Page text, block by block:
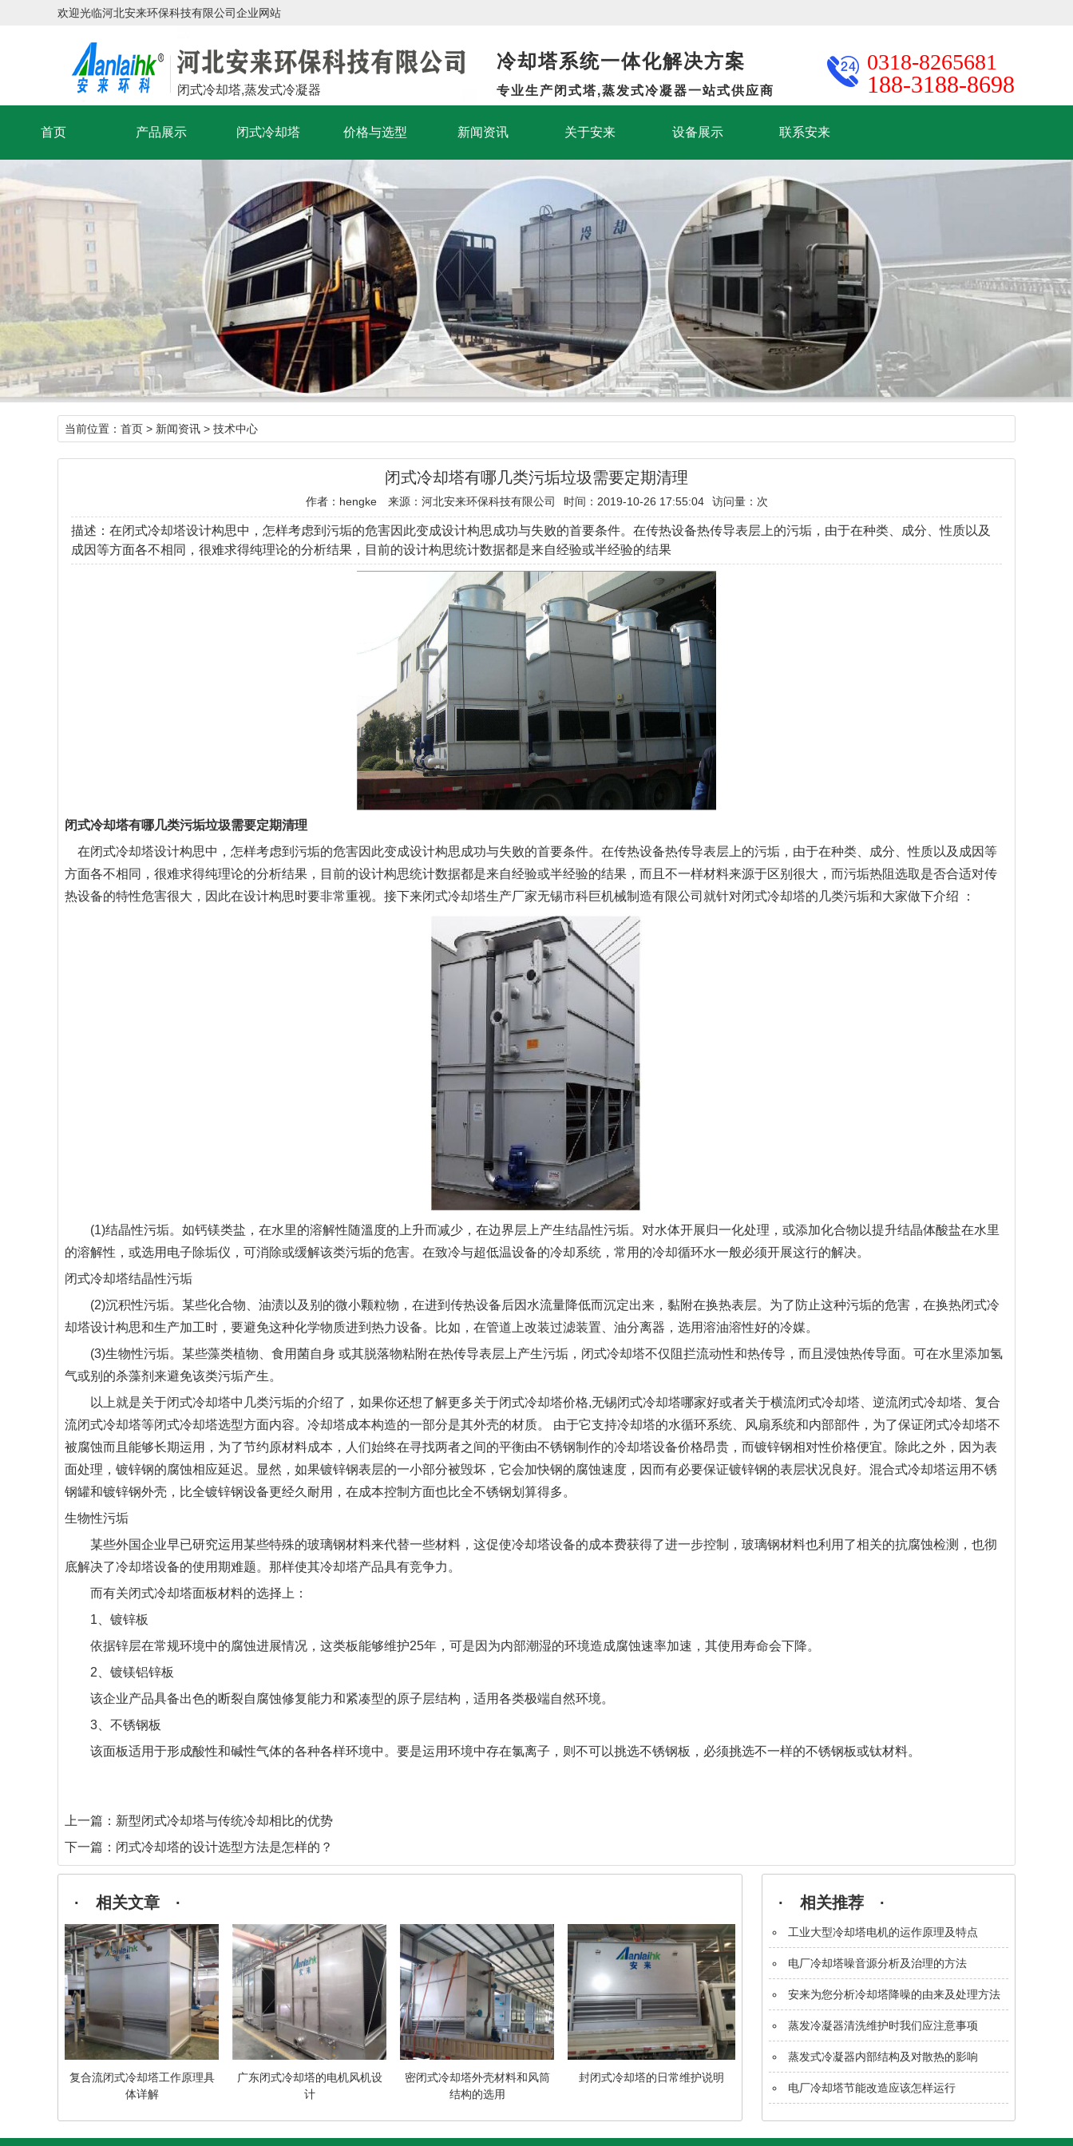
欢迎光临河北安来环保科技有限公司企业网站
闭式冷却塔,蒸发式冷凝器
冷却塔系统一体化解决方案
专业生产闭式塔,蒸发式冷凝器一站式供应商
0318-8265681
188-3188-8698
首页 产品展示 闭式冷却塔 价格与选型 新闻资讯 关于安来 设备展示 联系安来
当前位置： 首页 > 新闻资讯 > 技术中心
闭式冷却塔有哪几类污垢垃圾需要定期清理
作者：hengke 来源：河北安来环保科技有限公司 时间：2019-10-26 17:55:04 访问量： 次
描述：在闭式冷却塔设计构思中，怎样考虑到污垢的危害因此变成设计构思成功与失败的首要条件。在传热设备热传导表层上的污垢，由于在种类、成分、性质以及
成因等方面各不相同，很难求得纯理论的分析结果，目前的设计构思统计数据都是来自经验或半经验的结果
闭式冷却塔有哪几类污垢垃圾需要定期清理
在闭式冷却塔设计构思中，怎样考虑到污垢的危害因此变成设计构思成功与失败的首要条件。在传热设备热传导表层上的污垢，由于在种类、成分、性质以及成因等
方面各不相同，很难求得纯理论的分析结果，目前的设计构思统计数据都是来自经验或半经验的结果，而且不一样材料来源于区别很大，而污垢热阻选取是否合适对传
热设备的特性危害很大，因此在设计构思时要非常重视。接下来闭式冷却塔生产厂家无锡市科巨机械制造有限公司就针对闭式冷却塔的几类污垢和大家做下介绍 ：
(1)结晶性污垢。如钙镁类盐，在水里的溶解性随溫度的上升而减少，在边界层上产生结晶性污垢。对水体开展归一化处理，或添加化合物以提升结晶体酸盐在水里
的溶解性，或选用电子除垢仪，可消除或缓解该类污垢的危害。在致冷与超低温设备的冷却系统，常用的冷却循环水一般必须开展这行的解决。
闭式冷却塔结晶性污垢
(2)沉积性污垢。某些化合物、油渍以及别的微小颗粒物，在进到传热设备后因水流量降低而沉定出来，黏附在换热表层。为了防止这种污垢的危害，在换热闭式冷
却塔设计构思和生产加工时，要避免这种化学物质进到热力设备。比如，在管道上改装过滤装置、油分离器，选用溶油溶性好的冷媒。
(3)生物性污垢。某些藻类植物、食用菌自身 或其脱落物粘附在热传导表层上产生污垢，闭式冷却塔不仅阻拦流动性和热传导，而且浸蚀热传导面。可在水里添加氢
气或别的杀藻剂来避免该类污垢产生。
以上就是关于闭式冷却塔中几类污垢的介绍了，如果你还想了解更多关于闭式冷却塔价格,无锡闭式冷却塔哪家好或者关于横流闭式冷却塔、逆流闭式冷却塔、复合
流闭式冷却塔等闭式冷却塔选型方面内容。冷却塔成本构造的一部分是其外壳的材质。 由于它支持冷却塔的水循环系统、风扇系统和内部部件，为了保证闭式冷却塔不
被腐蚀而且能够长期运用，为了节约原材料成本，人们始终在寻找两者之间的平衡由不锈钢制作的冷却塔设备价格昂贵，而镀锌钢相对性价格便宜。除此之外，因为表
面处理，镀锌钢的腐蚀相应延迟。显然，如果镀锌钢表层的一小部分被毁坏，它会加快钢的腐蚀速度，因而有必要保证镀锌钢的表层状况良好。混合式冷却塔运用不锈
钢罐和镀锌钢外壳，比全镀锌钢设备更经久耐用，在成本控制方面也比全不锈钢划算得多。
生物性污垢
某些外国企业早已研究运用某些特殊的玻璃钢材料来代替一些材料，这促使冷却塔设备的成本费获得了进一步控制，玻璃钢材料也利用了相关的抗腐蚀检测，也彻
底解决了冷却塔设备的使用期难题。那样使其冷却塔产品具有竞争力。
而有关闭式冷却塔面板材料的选择上：
1、镀锌板
依据锌层在常规环境中的腐蚀进展情况，这类板能够维护25年，可是因为内部潮湿的环境造成腐蚀速率加速，其使用寿命会下降。
2、镀镁铝锌板
该企业产品具备出色的断裂自腐蚀修复能力和紧凑型的原子层结构，适用各类极端自然环境。
3、不锈钢板
该面板适用于形成酸性和碱性气体的各种各样环境中。要是运用环境中存在氯离子，则不可以挑选不锈钢板，必须挑选不一样的不锈钢板或钛材料。
上一篇： 新型闭式冷却塔与传统冷却相比的优势
下一篇： 闭式冷却塔的设计选型方法是怎样的？
· 相关文章 ·
复合流闭式冷却塔工作原理具
体详解
广东闭式冷却塔的电机风机设
计
密闭式冷却塔外壳材料和风筒
结构的选用
封闭式冷却塔的日常维护说明
· 相关推荐 ·
工业大型冷却塔电机的运作原理及特点
电厂冷却塔噪音源分析及治理的方法
安来为您分析冷却塔降噪的由来及处理方法
蒸发冷凝器清洗维护时我们应注意事项
蒸发式冷凝器内部结构及对散热的影响
电厂冷却塔节能改造应该怎样运行